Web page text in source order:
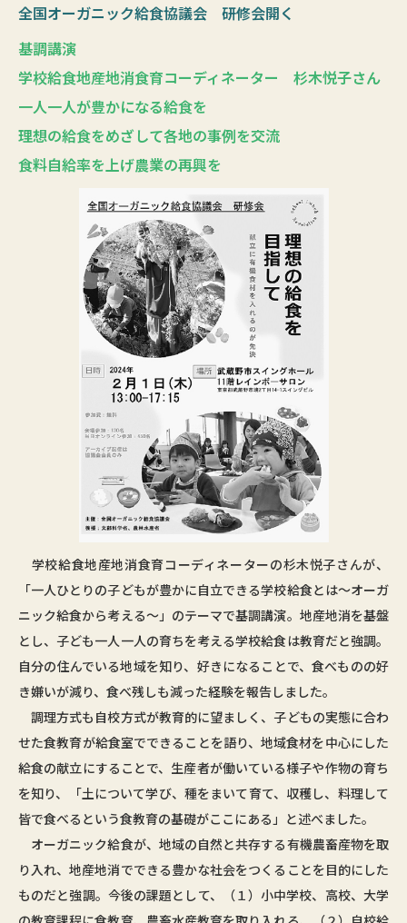
全国オーガニック給食協議会 研修会開く
基調講演
学校給食地産地消食育コーディネーター 杉木悦子さん
一人一人が豊かになる給食を
理想の給食をめざして各地の事例を交流
食料自給率を上げ農業の再興を
学校給食地産地消食育コーディネーターの杉木悦子さんが、
「一人ひとりの子どもが豊かに自立できる学校給食とは～オーガ
ニック給食から考える～」のテーマで基調講演。地産地消を基盤
とし、子ども一人一人の育ちを考える学校給食は教育だと強調。
自分の住んでいる地域を知り、好きになることで、食べものの好
き嫌いが減り、食べ残しも減った経験を報告しました。
調理方式も自校方式が教育的に望ましく、子どもの実態に合わ
せた食教育が給食室でできることを語り、地域食材を中心にした
給食の献立にすることで、生産者が働いている様子や作物の育ち
を知り、「土について学び、種をまいて育て、収穫し、料理して
皆で食べるという食教育の基礎がここにある」と述べました。
オーガニック給食が、地域の自然と共存する有機農畜産物を取
り入れ、地産地消でできる豊かな社会をつくることを目的にした
ものだと強調。今後の課題として、（１）小中学校、高校、大学